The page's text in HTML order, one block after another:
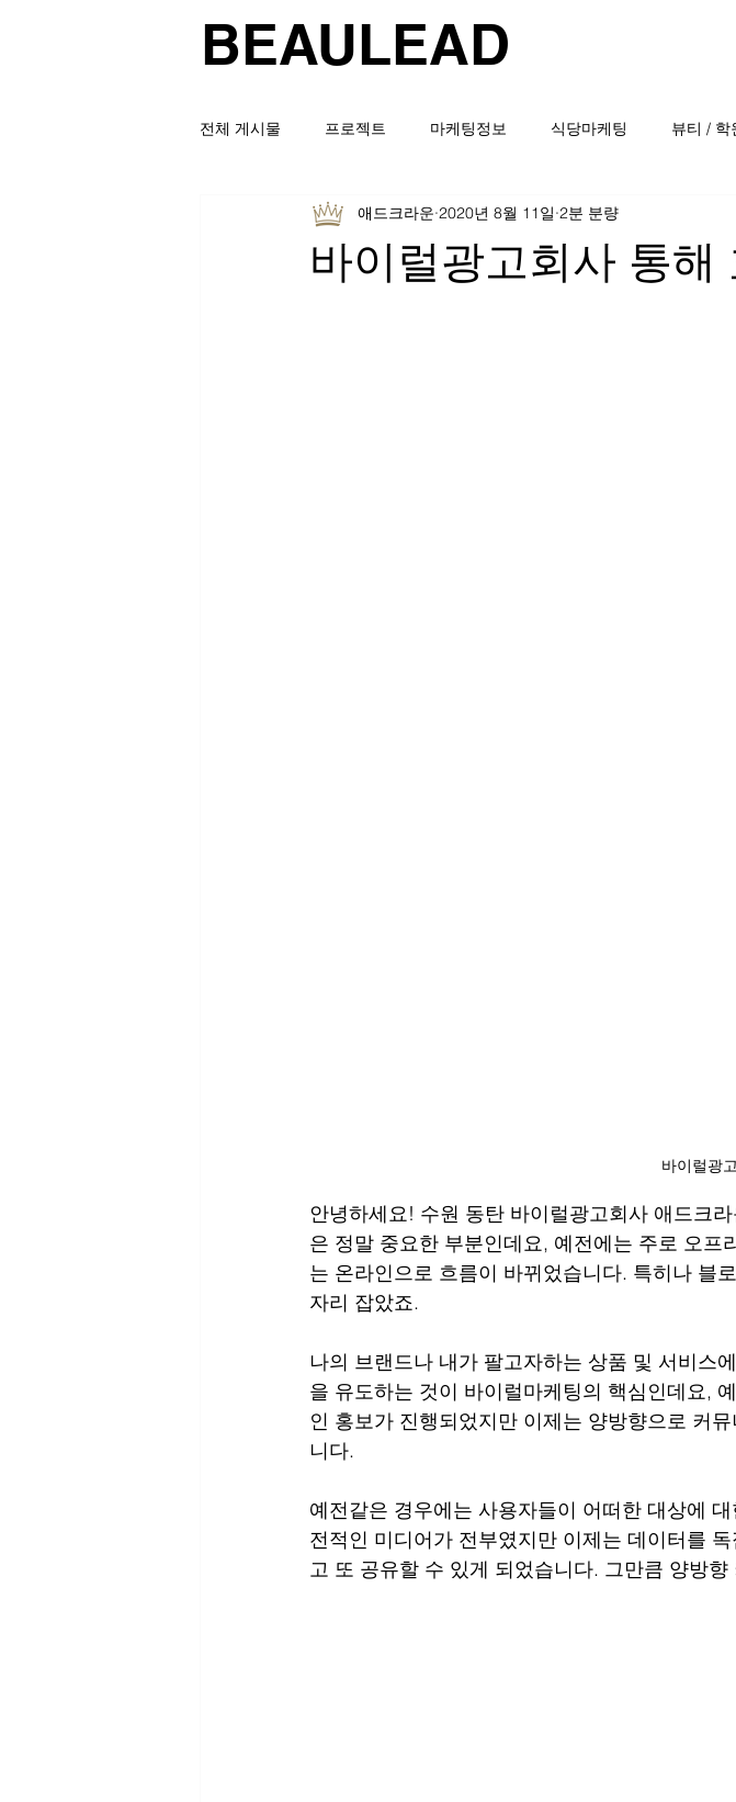
BEAULEAD
전체 게시물 프로젝트 마케팅정보 식당마케팅 뷰티 / 학
바이럴광고회사 통해
애드크라운 2020년 8월 11일 2분 분량
바이럴광
안녕하세요! 수원 동탄 바이럴광고회사 애드크
은 정말 중요한 부분인데요, 예전에는 주로 오프
는 온라인으로 흐름이 바뀌었습니다. 특히나 블
자리 잡았죠.
나의 브랜드나 내가 팔고자하는 상품 및 서비스
을 유도하는 것이 바이럴마케팅의 핵심인데요,
인 홍보가 진행되었지만 이제는 양방향으로 커
니다.
예전같은 경우에는 사용자들이 어떠한 대상에
전적인 미디어가 전부였지만 이제는 데이터를
고 또 공유할 수 있게 되었습니다. 그만큼 양방